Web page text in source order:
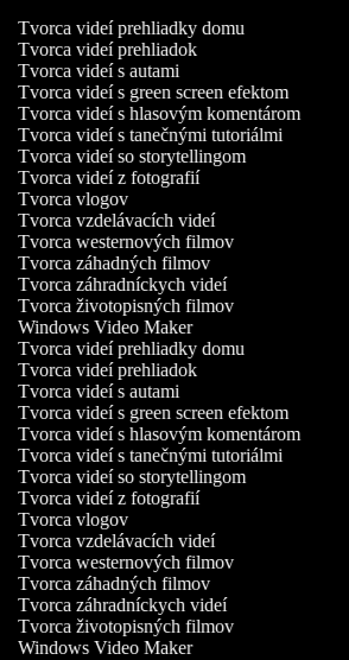
Tvorca videí prehliadky domu
Tvorca videí prehliadok
Tvorca videí s autami
Tvorca videí s green screen efektom
Tvorca videí s hlasovým komentárom
Tvorca videí s tanečnými tutoriálmi
Tvorca videí so storytellingom
Tvorca videí z fotografií
Tvorca vlogov
Tvorca vzdelávacích videí
Tvorca westernových filmov
Tvorca záhadných filmov
Tvorca záhradníckych videí
Tvorca životopisných filmov
Windows Video Maker
Tvorca videí prehliadky domu
Tvorca videí prehliadok
Tvorca videí s autami
Tvorca videí s green screen efektom
Tvorca videí s hlasovým komentárom
Tvorca videí s tanečnými tutoriálmi
Tvorca videí so storytellingom
Tvorca videí z fotografií
Tvorca vlogov
Tvorca vzdelávacích videí
Tvorca westernových filmov
Tvorca záhadných filmov
Tvorca záhradníckych videí
Tvorca životopisných filmov
Windows Video Maker